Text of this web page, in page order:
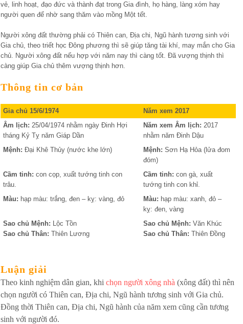
vẻ, linh hoạt, đạo đức và thành đạt trong Gia đình, họ hàng, làng xóm hay
người quen để nhờ sang thăm vào mồng Một tết.
Người xông đất thường phải có Thiên can, Địa chi, Ngũ hành tương sinh với
Gia chủ, theo triết học Đông phương thì sẽ giúp tăng tài khí, may mắn cho Gia
chủ. Người xông đất nếu hợp với năm nay thì càng tốt. Đã vượng thịnh thì
càng giúp Gia chủ thêm vượng thịnh hơn.
Thông tin cơ bản
Gia chủ 15/6/1974
Năm xem 2017
Âm lịch: 25/04/1974 nhằm ngày Đinh Hợi
tháng Kỷ Tỵ năm Giáp Dần
Năm xem Âm lịch: 2017
nhằm năm Đinh Dậu
Mệnh: Đại Khê Thủy (nước khe lớn) Mệnh: Sơn Hạ Hỏa (lửa đom
đóm)
Cầm tinh: con cọp, xuất tướng tinh con
trâu.
Cầm tinh: con gà, xuất
tướng tinh con khỉ.
Màu: hạp màu: trắng, đen – kỵ: vàng, đỏ Màu: hạp màu: xanh, đỏ –
kỵ: đen, vàng
Sao chủ Mệnh: Lộc Tồn
Sao chủ Thân: Thiên Lương
Sao chủ Mệnh: Văn Khúc
Sao chủ Thân: Thiên Đồng
Luận giải
Theo kinh nghiệm dân gian, khi chọn người xông nhà (xông đất) thì nên
chọn người có Thiên can, Địa chi, Ngũ hành tương sinh với Gia chủ.
Đồng thời Thiên can, Địa chi, Ngũ hành của năm xem cũng cần tương
sinh với người đó.